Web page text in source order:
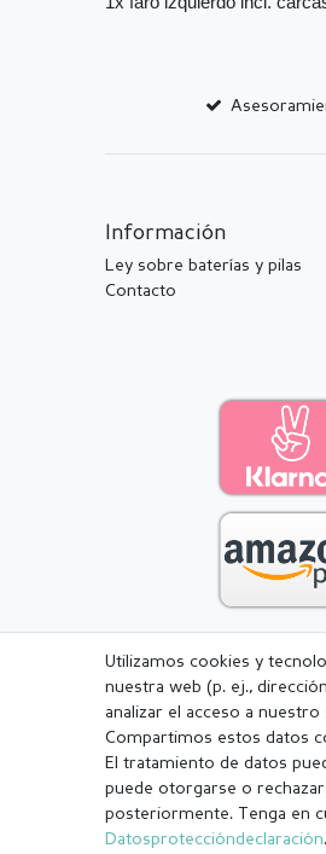
Información
Ley sobre baterías y pilas
Contacto
Aviso legal
¹ Todos los pedidos pagados
.
Utilizamos cookies y
nuestra web (p. ej.,
analizar el acceso a
Compartimos estos datos
El tratamiento de datos
puede otorgarse o
posteriormente. Tenga en
Datos­protección­declaración.